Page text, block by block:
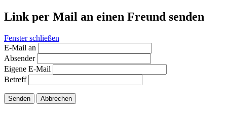
Link per Mail an einen Freund senden
Fenster schließen
E-Mail an
Absender
Eigene E-Mail
Betreff
Senden Abbrechen